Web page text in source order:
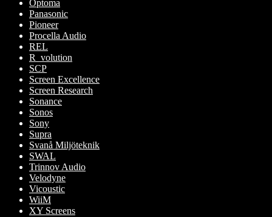
Optoma
Panasonic
Pioneer
Procella Audio
REL
R_volution
SCP
Screen Excellence
Screen Research
Sonance
Sonos
Sony
Supra
Svanå Miljöteknik
SWAL
Trinnov Audio
Velodyne
Vicoustic
WiiM
XY Screens